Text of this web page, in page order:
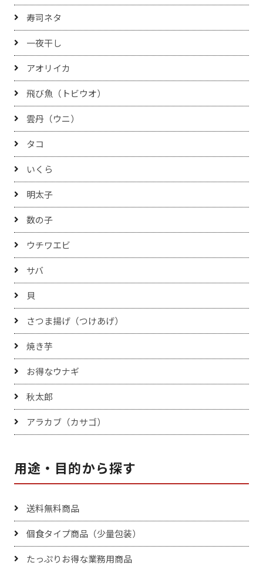
寿司ネタ
一夜干し
アオリイカ
飛び魚（トビウオ）
雲丹（ウニ）
タコ
いくら
明太子
数の子
ウチワエビ
サバ
貝
さつま揚げ（つけあげ）
焼き芋
お得なウナギ
秋太郎
アラカブ（カサゴ）
用途・目的から探す
送料無料商品
個食タイプ商品（少量包装）
たっぷりお得な業務用商品